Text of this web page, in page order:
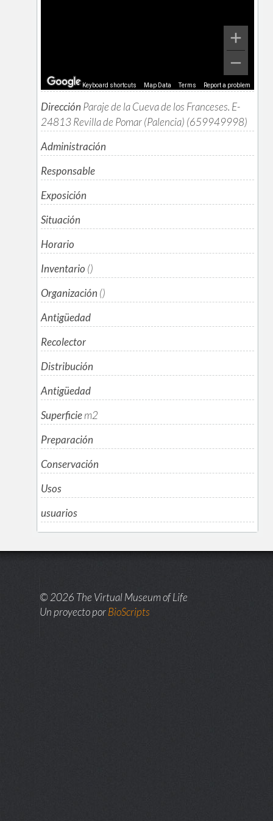
Keyboard shortcuts Map Data Terms Report a problem
Dirección Paraje de la Cueva de los Franceses. E-
24813 Revilla de Pomar (Palencia) (659949998)
Administración
Responsable
Exposición
Situación
Horario
Inventario ()
Organización ()
Antigüedad
Recolector
Distribución
Antigüedad
Superficiem2
Preparación
Conservación
Usos
usuarios
© 2026 The Virtual Museum of Life
Un proyecto porBioScripts